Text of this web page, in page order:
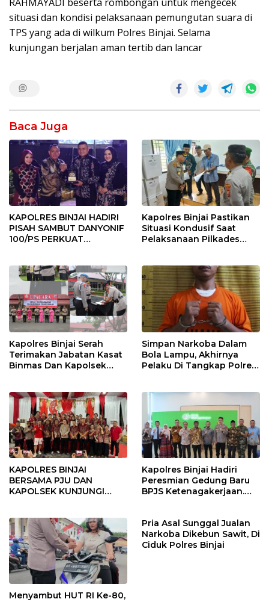
situasi dan kondisi pelaksanaan pemungutan suara di
TPS yang ada di wilkum Polres Binjai. Selama
kunjungan berjalan aman tertib dan lancar
Baca Juga
KAPOLRES BINJAI HADIRI
PISAH SAMBUT DANYONIF
100/PS PERKUAT
Kapolres Binjai Pastikan
Situasi Kondusif Saat
Pelaksanaan Pilkades
Kapolres Binjai Serah
Terimakan Jabatan Kasat
Binmas Dan Kapolsek
Simpan Narkoba Dalam
Bola Lampu, Akhirnya
Pelaku Di Tangkap Polres
KAPOLRES BINJAI
BERSAMA PJU DAN
KAPOLSEK KUNJUNGI
Kapolres Binjai Hadiri
Peresmian Gedung Baru
BPJS Ketenagakerjaan.
Menyambut HUT RI Ke-80,
Pria Asal Sunggal Jualan
Narkoba Dikebun Sawit, Di
Ciduk Polres Binjai